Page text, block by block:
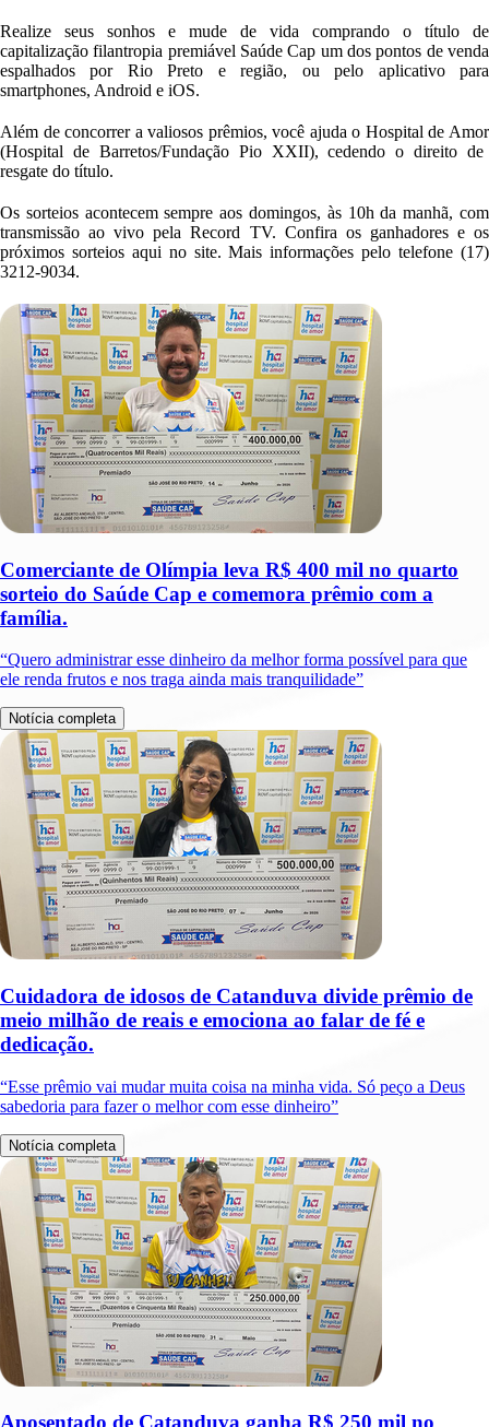
Realize seus sonhos e mude de vida comprando o título de
capitalização filantropia premiável Saúde Cap um dos pontos de venda
espalhados por Rio Preto e região, ou pelo aplicativo para
smartphones, Android e iOS.
Além de concorrer a valiosos prêmios, você ajuda o Hospitalde Amor
(Hospital de Barretos/Fundação Pio XXII),cedendo o direito de
resgate do título.
Os sorteios acontecem sempre aos domingos, às 10h da manhã, com
transmissão ao vivo pelaRecord TV. Confira os ganhadores e os
próximos sorteios aqui no site.Mais informações pelo telefone(17)
3212-9034.
Comerciante de Olímpia leva R$ 400 mil no quarto
sorteio do Saúde Cap e comemora prêmio com a
família.
“Quero administrar esse dinheiro da melhor forma possível para que
ele renda frutos e nos traga ainda mais tranquilidade”
Notícia completa
Cuidadora de idosos de Catanduva divide prêmio de
meio milhão de reais e emociona ao falar de fé e
dedicação.
“Esse prêmio vai mudar muita coisa na minha vida. Só peço a Deus
sabedoria para fazer o melhor com esse dinheiro”
Notícia completa